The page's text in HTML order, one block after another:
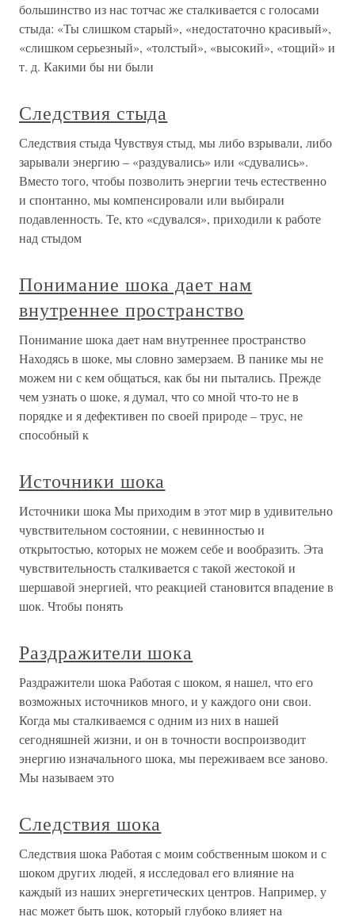
большинство из нас тотчас же сталкивается с голосами
стыда: «Ты слишком старый», «недостаточно красивый»,
«слишком серьезный», «толстый», «высокий», «тощий» и
т. д. Какими бы ни были
Следствия стыда
Следствия стыда Чувствуя стыд, мы либо взрывали, либо
зарывали энергию – «раздувались» или «сдувались».
Вместо того, чтобы позволить энергии течь естественно
и спонтанно, мы компенсировали или выбирали
подавленность. Те, кто «сдувался», приходили к работе
над стыдом
Понимание шока дает нам
внутреннее пространство
Понимание шока дает нам внутреннее пространство
Находясь в шоке, мы словно замерзаем. В панике мы не
можем ни с кем общаться, как бы ни пытались. Прежде
чем узнать о шоке, я думал, что со мной что-то не в
порядке и я дефективен по своей природе – трус, не
способный к
Источники шока
Источники шока Мы приходим в этот мир в удивительно
чувствительном состоянии, с невинностью и
открытостью, которых не можем себе и вообразить. Эта
чувствительность сталкивается с такой жестокой и
шершавой энергией, что реакцией становится впадение в
шок. Чтобы понять
Раздражители шока
Раздражители шока Работая с шоком, я нашел, что его
возможных источников много, и у каждого они свои.
Когда мы сталкиваемся с одним из них в нашей
сегодняшней жизни, и он в точности воспроизводит
энергию изначального шока, мы переживаем все заново.
Мы называем это
Следствия шока
Следствия шока Работая с моим собственным шоком и с
шоком других людей, я исследовал его влияние на
каждый из наших энергетических центров. Например, у
нас может быть шок, который глубоко влияет на